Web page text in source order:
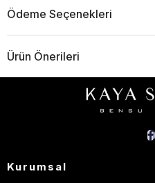
Ödeme Seçenekleri
Ürün Önerileri
Kurumsal